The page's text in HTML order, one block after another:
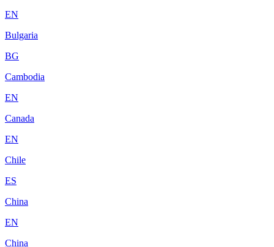
EN
Bulgaria
BG
Cambodia
EN
Canada
EN
Chile
ES
China
EN
China